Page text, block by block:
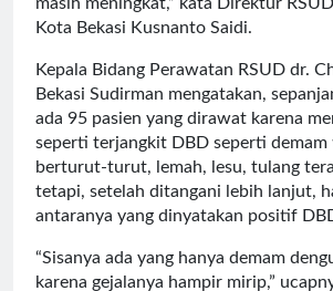
Kota Bekasi Kusnanto Saidi.
Kepala Bidang Perawatan RSUD dr.
Bekasi Sudirman mengatakan,
ada 95 pasien yang dirawat karena
seperti terjangkit DBD seperti demam
berturut-turut, lemah, lesu, tulang
tetapi, setelah ditangani lebih lanjut,
antaranya yang dinyatakan positif
“Sisanya ada yang hanya demam
karena gejalanya hampir mirip,”